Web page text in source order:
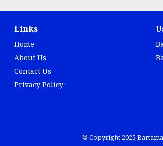
Links
Home
About Us
Contact Us
Privacy Policy
© Copyright 2025